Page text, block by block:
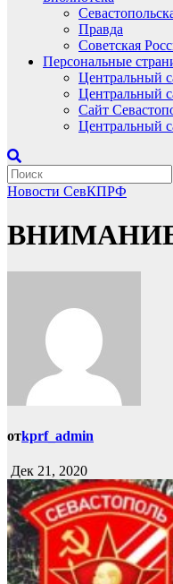
Правда
Советская
Персональные
Центральный
Центральный
Сайт
Центральный
Новости СевКПРФ
отkprf_admin
Дек 21, 2020